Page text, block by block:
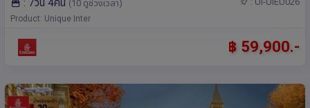
: 7วัน 4คืน (10 ดูช่วงเวลา)
Product: Unique Inter
฿ 59,900.-